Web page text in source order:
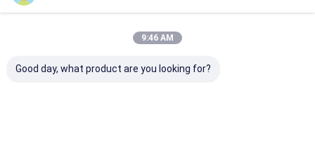
9:46 AM
Good day, what product are you looking for?